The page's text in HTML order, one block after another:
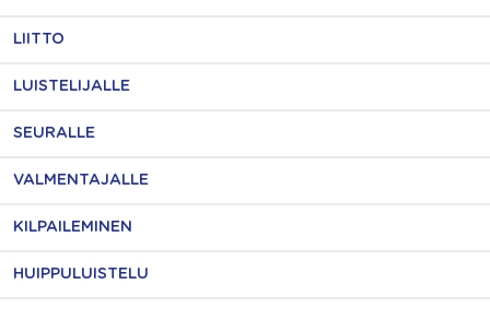
LIITTO
LUISTELIJALLE
SEURALLE
VALMENTAJALLE
KILPAILEMINEN
HUIPPULUISTELU